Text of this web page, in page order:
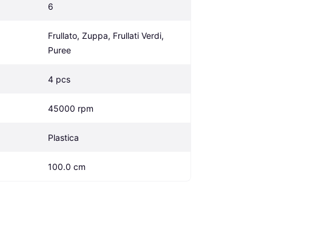
6
Frullato, Zuppa, Frullati Verdi,
Puree
4 pcs
45000 rpm
Plastica
100.0 cm